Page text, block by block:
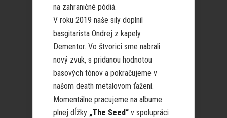
na zahraničné pódiá.
V roku 2019 naše sily doplnil
basgitarista Ondrej z kapely
Dementor. Vo štvorici sme nabrali
nový zvuk, s pridanou hodnotou
basových tónov a pokračujeme v
našom death metalovom ťažení.
Momentálne pracujeme na albume
plnej dĺžky „The Seed“ v spolupráci